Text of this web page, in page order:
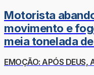
Motorista
movimento e
meia tonelada
EMOÇÃO: APÓS DEUS,